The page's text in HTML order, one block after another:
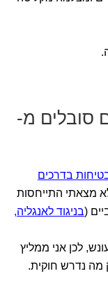
סובלים מ-
בדרכים
מצאתי התייחסות
(בניגוד לאנגליה,
לכן אני ממליץ
מה נדרש חוקית.